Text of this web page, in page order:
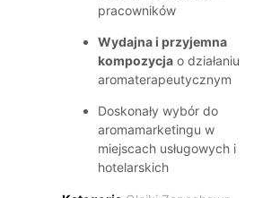
pracowników
Wydajna i przyjemna
kompozycja o działaniu
aromaterapeutycznym
Doskonały wybór do
aromamarketingu w
miejscach usługowych i
hotelarskich